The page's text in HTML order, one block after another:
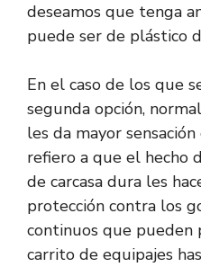
deseamos que tenga
puede ser de plástico
En el caso de los que
segunda opción,
les da mayor
refiero a que el hecho
de carcasa dura les
protección contra los
continuos que pueden
carrito de equipajes